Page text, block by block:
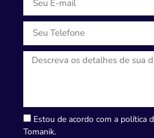
Estou de acordo com a política
Tomanik.